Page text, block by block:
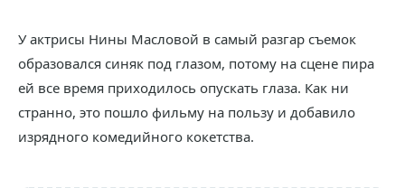
У актрисы Нины Масловой в самый разгар съемок
образовался синяк под глазом, потому на сцене пира
ей все время приходилось опускать глаза. Как ни
странно, это пошло фильму на пользу и добавило
изрядного комедийного кокетства.